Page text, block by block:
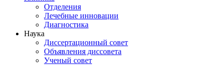
Отделения
Лечебные инновации
Диагностика
Наука
Диссертационный совет
Объявления диссовета
Ученый совет